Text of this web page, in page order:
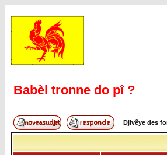
Babèl tronne do pî ?
Djivêye des